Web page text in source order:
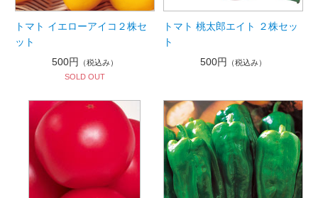
トマト イエローアイコ２株セ
ット
500円
（税込み）
SOLD OUT
トマト 桃太郎エイト ２株セッ
ト
500円
（税込み）